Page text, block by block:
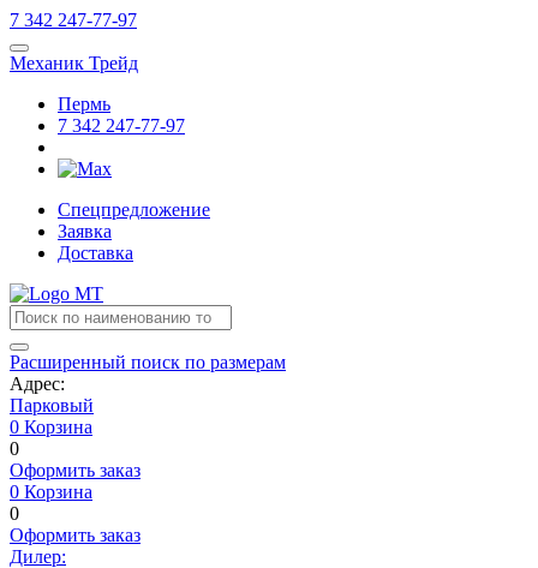
7 342 247-77-97
Механик Трейд
Пермь
7 342 247-77-97
Спецпредложение
Заявка
Доставка
Расширенный поиск по размерам
Адрес:
Парковый
0 Корзина
0
Оформить заказ
0 Корзина
0
Оформить заказ
Дилер: